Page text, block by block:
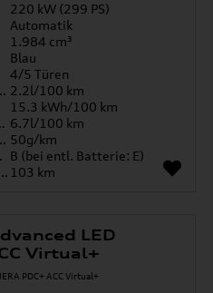
220 kW (299 PS)
Automatik
1.984 cm³
Blau
4/5 Türen
kombiniert 2.2l/100 km
15.3 kWh/100 km
Batterie 6.7l/100 km
kombiniert 50g/km
B (bei entl. Batterie: E)
nach WLTP* 103 km
LED
Virtual+